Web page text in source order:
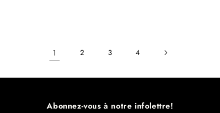
1 2 3 4
Abonnez-vous à notre infolettre!